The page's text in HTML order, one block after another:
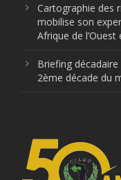
Cartographie des
mobilise son
Afrique de l’Ouest
Briefing
2ème décade du